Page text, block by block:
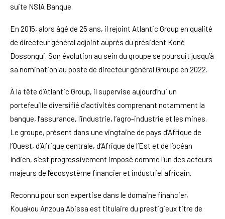
suite NSIA Banque.
En 2015, alors âgé de 25 ans, il rejoint Atlantic Group en qualité
de directeur général adjoint auprès du président Koné
Dossongui. Son évolution au sein du groupe se poursuit jusqu’à
sa nomination au poste de directeur général Groupe en 2022.
À la tête d’Atlantic Group, il supervise aujourd’hui un
portefeuille diversifié d’activités comprenant notamment la
banque, l’assurance, l’industrie, l’agro-industrie et les mines.
Le groupe, présent dans une vingtaine de pays d’Afrique de
l’Ouest, d’Afrique centrale, d’Afrique de l’Est et de l’océan
Indien, s’est progressivement imposé comme l’un des acteurs
majeurs de l’écosystème financier et industriel africain.
Reconnu pour son expertise dans le domaine financier,
Kouakou Anzoua Abissa est titulaire du prestigieux titre de